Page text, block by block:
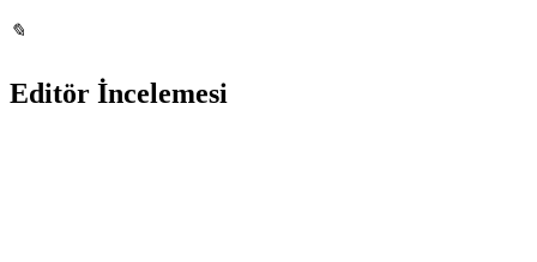
✎
Editör İncelemesi